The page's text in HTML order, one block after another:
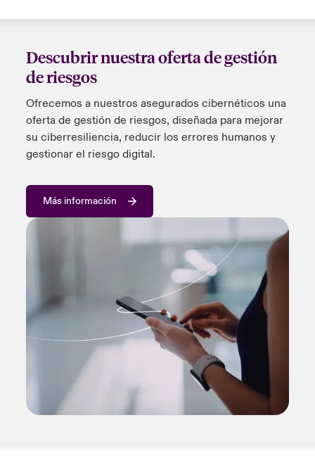
Descubrir nuestra oferta de gestión
de riesgos
Ofrecemos a nuestros asegurados cibernéticos una
oferta de gestión de riesgos, diseñada para mejorar
su ciberresiliencia, reducir los errores humanos y
gestionar el riesgo digital.
Más información